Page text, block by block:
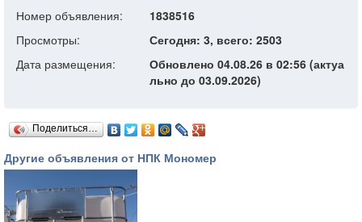
Номер объявления:
1838516
Просмотры:
Сегодня: 3, всего: 2503
Дата размещения:
Обновлено 04.08.26 в 02:56 (актуа
льно до 03.09.2026)
Поделиться…
Другие объявления от НПК Мономер